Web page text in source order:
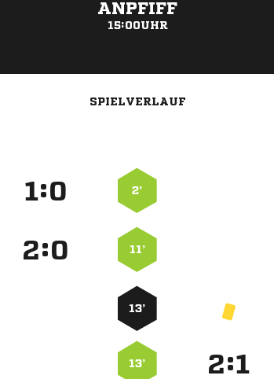
ANPFIFF
15:00UHR
SPIELVERLAUF
: 2’
: 11’
13’
13’ :